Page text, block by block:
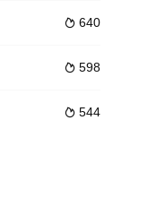
成为了如意轩内有口皆
竹马情谊深厚。然殷长琰逼
 640
 598
 544